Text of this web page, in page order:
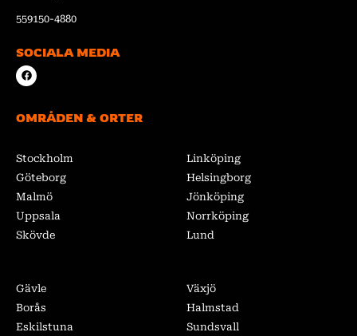
559150-4880
SOCIALA MEDIA
F
a
c
o
OMRÅDEN & ORTER
Stockholm
Göteborg
Malmö
Uppsala
Skövde
Linköping
Helsingborg
Jönköping
Norrköping
Lund
Gävle
Borås
Eskilstuna
Växjö
Halmstad
Sundsvall